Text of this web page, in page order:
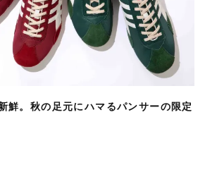
鮮。秋の足元にハマるパンサーの限定